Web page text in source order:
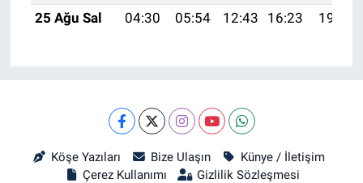
25 Ağu Sal
04:30 05:54 12:43 16:23 19:21
Köşe Yazıları Bize Ulaşın
Künye / İletişim
Çerez Kullanımı
Gizlilik Sözleşmesi